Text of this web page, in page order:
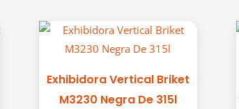
Exhibidora Vertical Briket
M3230 Negra De 315l